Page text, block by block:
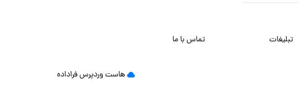
تبلیغات تماس با ما
هاست وردپرسفراداده